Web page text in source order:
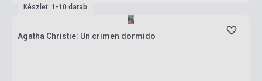
Készlet: 1-10 darab
Agatha Christie: Un crimen dormido